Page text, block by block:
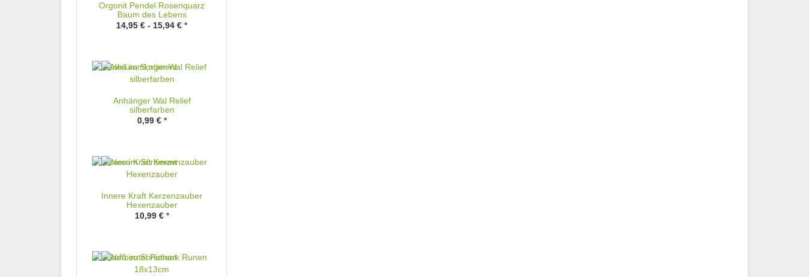
Orgonit Pendel Rosenquarz
Baum des Lebens
14,95 € - 15,94 € *
Anhänger Wal Relief
silberfarben
0,99 € *
Innere Kraft Kerzenzauber
Hexenzauber
10,99 € *